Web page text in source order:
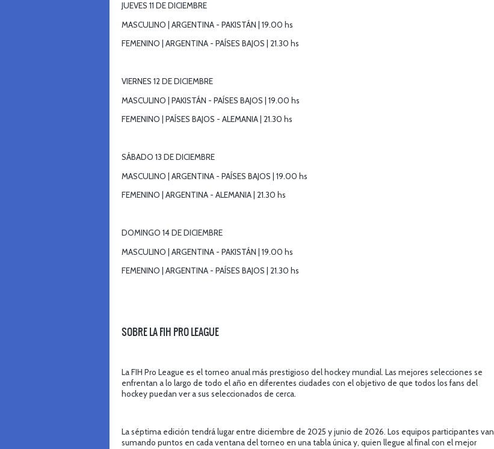
JUEVES 11 DE DICIEMBRE
MASCULINO | ARGENTINA - PAKISTÁN | 19.00 hs
FEMENINO | ARGENTINA - PAÍSES BAJOS | 21.30 hs
VIERNES 12 DE DICIEMBRE
MASCULINO | PAKISTÁN - PAÍSES BAJOS | 19.00 hs
FEMENINO | PAÍSES BAJOS - ALEMANIA | 21.30 hs
SÁBADO 13 DE DICIEMBRE
MASCULINO | ARGENTINA - PAÍSES BAJOS | 19.00 hs
FEMENINO | ARGENTINA - ALEMANIA | 21.30 hs
DOMINGO 14 DE DICIEMBRE
MASCULINO | ARGENTINA - PAKISTÁN | 19.00 hs
FEMENINO | ARGENTINA - PAÍSES BAJOS | 21.30 hs
SOBRE LA FIH PRO LEAGUE
La FIH Pro League es el torneo anual más prestigioso del hockey mundial. Las mejores selecciones se
enfrentan a lo largo de todo el año en diferentes ciudades con el objetivo de que todos los fans del
hockey puedan ver a sus seleccionados de cerca.
La séptima edición tendrá lugar entre diciembre de 2025 y junio de 2026. Los equipos participantes van
sumando puntos en cada ventana del torneo en una tabla única y, quien llegue al final con el mejor